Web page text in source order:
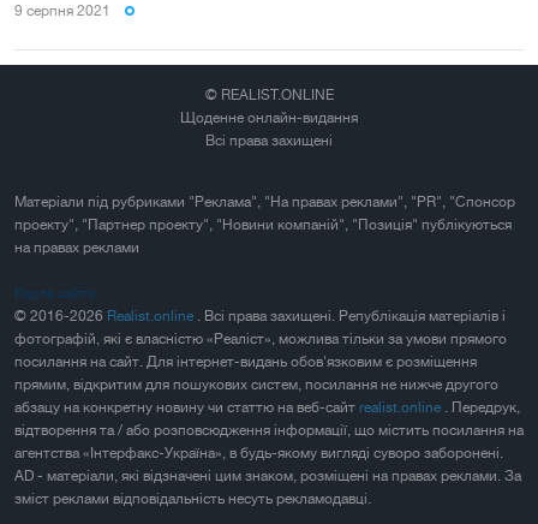
9 серпня 2021
© REALIST.ONLINE
Щоденне онлайн-видання
Всі права захищені
Матеріали під рубриками "Реклама", "На правах реклами", "PR", "Спонсор
проекту", "Партнер проекту", "Новини компаній", "Позиція" публікуються
на правах реклами
Карта сайта
© 2016-2026 Realist.online . Всі права захищені. Републікація матеріалів і
фотографій, які є власністю «Реаліст», можлива тільки за умови прямого
посилання на сайт. Для інтернет-видань обов'язковим є розміщення
прямим, відкритим для пошукових систем, посилання не нижче другого
абзацу на конкретну новину чи статтю на веб-сайт realist.online . Передрук,
відтворення та / або розповсюдження інформації, що містить посилання на
агентства «Інтерфакс-Україна», в будь-якому вигляді суворо заборонені.
AD - матеріали, які відзначені цим знаком, розміщені на правах реклами. За
зміст реклами відповідальність несуть рекламодавці.